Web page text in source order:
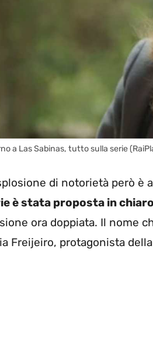
a Las Sabinas, tutto sulla serie
di notorietà però è
è stata proposta in
ora doppiata. Il nome
Freijeiro, protagonista